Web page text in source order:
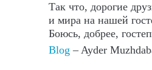
Так что, дорогие
и мира на нашей
Боюсь, добрее,
Blog – Ayder